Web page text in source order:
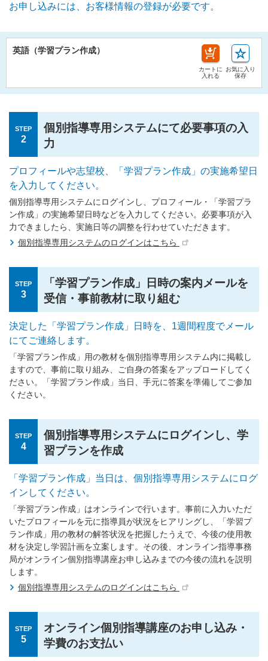
お申し込みには、お客様情報の登録が必要です。
英語（学習プラン作成）
カートに
入れる
お気に入り
保存
STEP
2
個別指導専用システムにて必要事項の入
力
プロフィールや志望校、「学習プラン作成」の実施希望日
を入力してください。
個別指導専用システムにログインし、プロフィール・「学習プラ
ン作成」の実施希望日時などを入力してください。必要事項が入
力できましたら、実施日等の調整を行わせていただきます。
個別指導専用システムのログインはこちら
STEP
3
「学習プラン作成」日時の案内メールを
受信・事前教材に取り組む
決定した「学習プラン作成」日時を、1週間程度でメール
にてご連絡します。
「学習プラン作成」用の教材を個別指導専用システム内に掲載し
ますので、事前に取り組み、ご自身の答案をアップロードしてく
ださい。「学習プラン作成」当日、手元に答案を準備してご参加
ください。
STEP
4
個別指導専用システムにログインし、学
習プランを作成
「学習プラン作成」当日は、個別指導専用システムにログ
インしてください。
「学習プラン作成」はオンラインで行います。事前に入力いただ
いたプロフィールを元に指導員が状況をヒアリングし、「学習プ
ラン作成」用の教材の解答状況を把握したうえで、今後の使用教
材を決定し学習計画を立案します。その後、オンライン指導事務
局がオンライン個別指導講座お申し込みまでの今後の流れを説明
します。
個別指導専用システムのログインはこちら
STEP
5
オンライン個別指導講座のお申し込み・
学費のお支払い